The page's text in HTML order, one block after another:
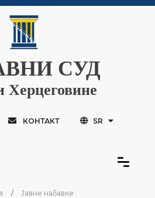
СУД
Херцеговине
КОНТАКТ SR
Јавне набавке